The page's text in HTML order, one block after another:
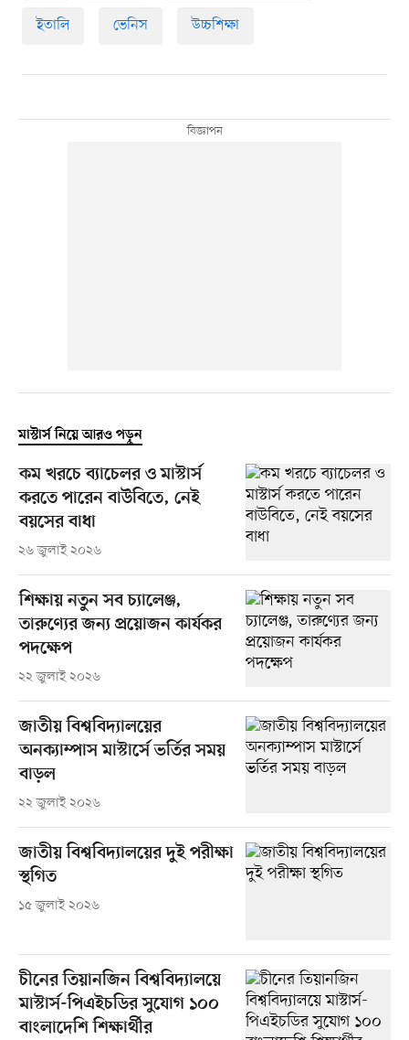
ইতালি ভেনিস উচ্চশিক্ষা
মাস্টার্স নিয়ে আরও পড়ুন
কম খরচে ব্যাচেলর ও মাস্টার্স
করতে পারেন বাউবিতে, নেই
বয়সের বাধা
২৬ জুলাই ২০২৬
শিক্ষায় নতুন সব চ্যালেঞ্জ,
তারুণ্যের জন্য প্রয়োজন কার্যকর
পদক্ষেপ
২২ জুলাই ২০২৬
জাতীয় বিশ্ববিদ্যালয়ের
অনক্যাম্পাস মাস্টার্সে ভর্তির সময়
বাড়ল
২২ জুলাই ২০২৬
জাতীয় বিশ্ববিদ্যালয়ের দুই পরীক্ষা
স্থগিত
১৫ জুলাই ২০২৬
চীনের তিয়ানজিন বিশ্ববিদ্যালয়ে
মাস্টার্স-পিএইচডির সুযোগ ১০০
বাংলাদেশি শিক্ষার্থীর